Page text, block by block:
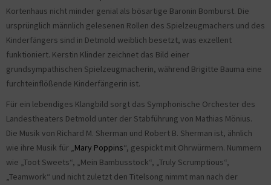
Kortenhaus nicht minder genial als bösartige Baronin Bomburst. Die
ursprünglich männlich gelesenen Rollen des Spielzeugmachers und des
Kinderfängers sind in Detmold weiblich besetzt, was exzellent
funktioniert. Kerstin Klinder zeichnet das Bild einer
grundsympathischen Spielzeugmacherin, während Brigitte Bauma eine
furchteinflößende Kinderfängerin ist.
Für ein lebendiges Klangbild sorgt das Symphonische Orchester des
Landestheaters Detmold unter der Stabführung von Mathias Mönius.
Die Musik von Richard M. Sherman und Robert B. Sherman ist, ähnlich
wie ihre Musik für „Mary Poppins“, gespickt mit Ohrwürmern. Nummern
wie „Toot Sweets“, „Mein Bambusstock“, „Truly Scrumptious“,
„Teamwork“ und nicht zuletzt den Titelsong nimmt man nach der